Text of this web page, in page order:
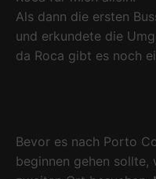
Als dann die ersten
und erkundete die
da Roca gibt es noch
Bevor es nach Porto
beginnen gehen